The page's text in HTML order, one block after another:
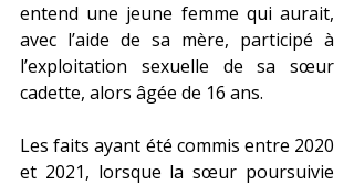
entend une jeune femme qui aurait,
avec l’aide de sa mère, participé à
l’exploitation sexuelle de sa sœur
cadette, alors âgée de 16 ans.
Les faits ayant été commis entre 2020
et 2021, lorsque la sœur poursuivie